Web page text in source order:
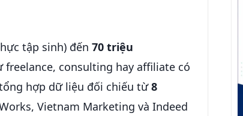
tập sinh) đến 70 triệu
consulting hay affiliate có
hợp dữ liệu đối chiếu từ8
Vietnam Marketing và Indeed